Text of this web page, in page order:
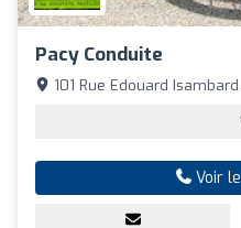
Pacy Conduite
101 Rue Edouard
Voir